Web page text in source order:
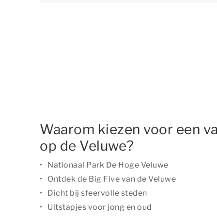
Waarom kiezen voor een
op de Veluwe?
Nationaal Park De Hoge Veluwe
Ontdek de Big Five van de Veluwe
Dicht bij sfeervolle steden
Uitstapjes voor jong en oud